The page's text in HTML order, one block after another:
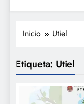
Inicio Utiel
Etiqueta: Utiel